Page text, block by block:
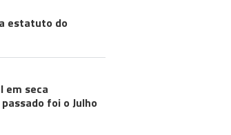
estatuto do
em seca
foi o Julho